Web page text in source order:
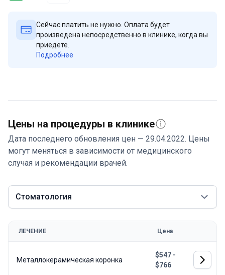
Сейчас платить не нужно. Оплата будет
произведена непосредственно в клинике, когда вы
приедете.
Подробнее
Цены на процедуры в клинике
Дата последнего обновления цен — 29.04.2022. Цены
могут меняться в зависимости от медицинского
случая и рекомендации врачей.
Стоматология
ЛЕЧЕНИЕ Цена
Металлокерамическая коронка
$547 -
$766